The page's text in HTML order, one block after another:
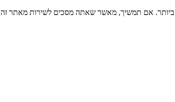
אם תמשיך, מאשר שאתה מסכים לשירות מאתר זה